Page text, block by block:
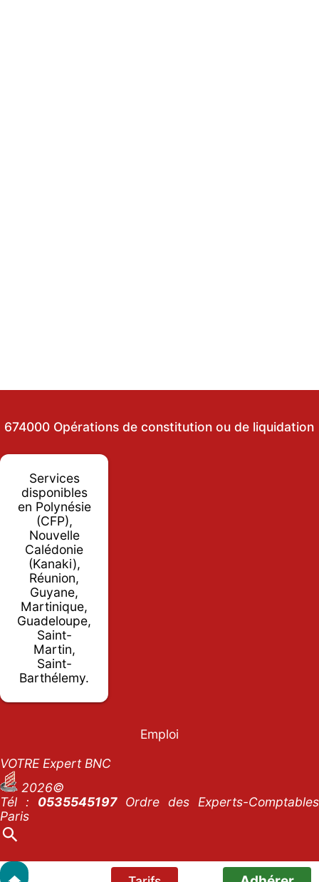
674000 Opérations de constitution ou de liquidation
Services
disponibles
en Polynésie
(CFP),
Nouvelle
Calédonie
(Kanaki),
Réunion,
Guyane,
Martinique,
Guadeloupe,
Saint-
Martin,
Saint-
Barthélemy.
Emploi
VOTRE Expert BNC
2026©
Tél : 0535545197Ordre des Experts-Comptables
Paris